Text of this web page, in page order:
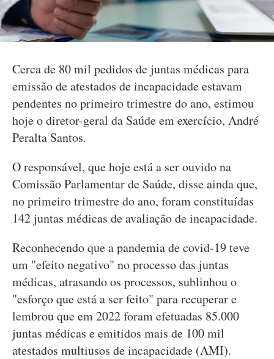
Cerca de 80 mil pedidos de juntas médicas para
emissão de atestados de incapacidade estavam
pendentes no primeiro trimestre do ano, estimou
hoje o diretor-geral da Saúde em exercício, André
Peralta Santos.
O responsável, que hoje está a ser ouvido na
Comissão Parlamentar de Saúde, disse ainda que,
no primeiro trimestre do ano, foram constituídas
142 juntas médicas de avaliação de incapacidade.
Reconhecendo que a pandemia de covid-19 teve
um "efeito negativo" no processo das juntas
médicas, atrasando os processos, sublinhou o
"esforço que está a ser feito" para recuperar e
lembrou que em 2022 foram efetuadas 85.000
juntas médicas e emitidos mais de 100 mil
atestados multiusos de incapacidade (AMI).